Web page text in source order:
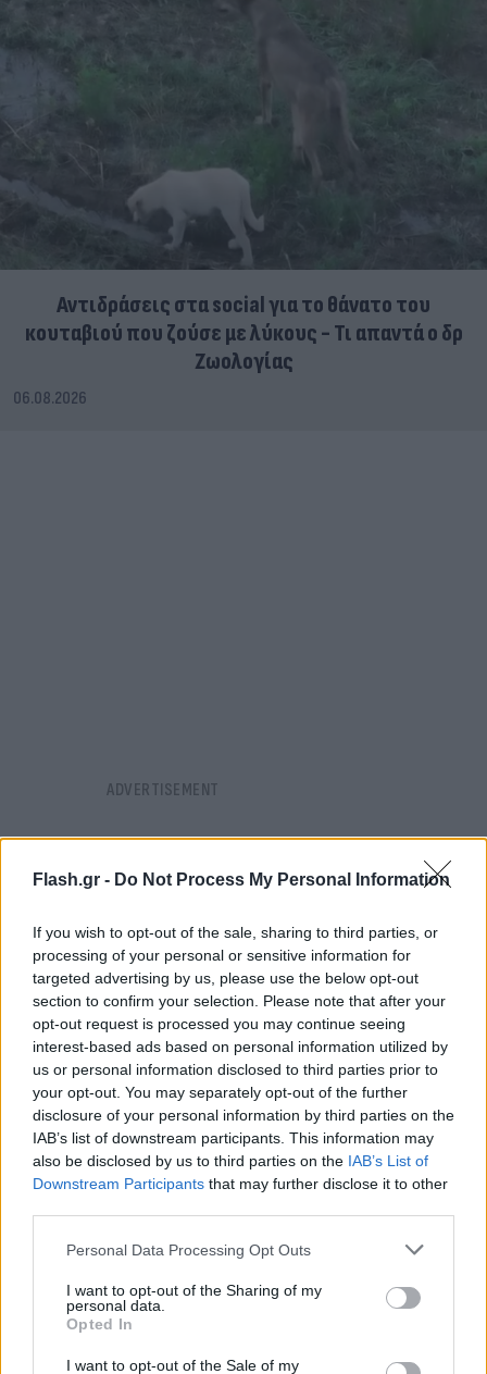
Flash.gr - Do Not Process My Personal Information
If you wish to opt-out of the sale, sharing to third parties, or
processing of your personal or sensitive information for
targeted advertising by us, please use the below opt-out
section to confirm your selection. Please note that after your
opt-out request is processed you may continue seeing
interest-based ads based on personal information utilized by
us or personal information disclosed to third parties prior to
your opt-out. You may separately opt-out of the further
disclosure of your personal information by third parties on the
IAB’s list of downstream participants. This information may
also be disclosed by us to third parties on the IAB’s List of
Downstream Participants that may further disclose it to other
Please note that this website/app uses one or more Google
not limited to your visit or usage behaviour. You may click to
grant or deny consent to Google and its third-party tags to
use your data for below specified purposes in below Google
consent section.
Personal Data Processing Opt Outs
I want to opt-out of the Sharing of my
personal data.
Opted In
I want to opt-out of the Sale of my
Αντιδράσεις στα social για το θάνατο του
κουταβιού που ζούσε με λύκους - Τι απαντά ο δρ
Ζωολογίας
06.08.2026